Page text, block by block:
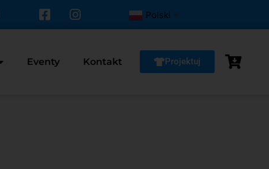
Polski ▼
Eventy Kontakt Projektuj